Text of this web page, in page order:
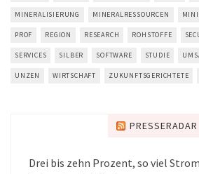
MINERALISIERUNG MINERALRESSOURCEN
PROF REGION RESEARCH ROHSTOFFE
SERVICES SILBER SOFTWARE STUDIE
UNZEN WIRTSCHAFT ZUKUNFTSGERICHTETE
PRESSERADAR
Drei bis zehn Prozent, so viel